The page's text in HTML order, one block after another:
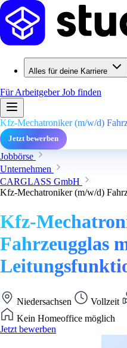
Alles für deine Karriere
Für ArbeitgeberJob finden
Kfz-Mechatroniker (m/w/d)
Jetzt bewerben
Jobbörse
Unternehmen
CARGLASS GmbH
Kfz-Mechatroniker (m/w/d)
Kfz-
Fahrzeugglas
Niedersachsen Vollzeit
Kein Homeoffice möglich
Jetzt bewerben